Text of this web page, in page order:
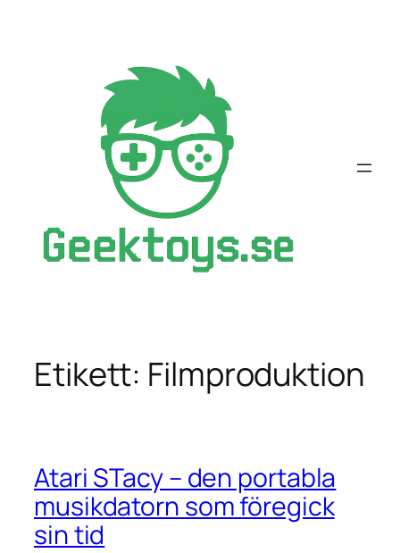
Etikett: Filmproduktion
Atari STacy – den portabla
musikdatorn som föregick
sin tid